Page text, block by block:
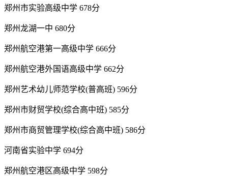
郑州市实验高级中学 678分
郑州龙湖一中 680分
郑州航空港第一高级中学 666分
郑州航空港外国语高级中学 662分
郑州艺术幼儿师范学校(普高班) 596分
郑州市财贸学校(综合高中班) 585分
郑州市商贸管理学校(综合高中班) 586分
河南省实验中学 694分
郑州航空港区高级中学 598分